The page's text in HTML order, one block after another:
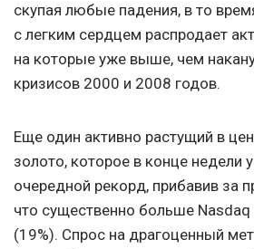
скупая любые падения, в то
с легким сердцем распродает
на которые уже выше, чем
кризисов 2000 и 2008 годов.
Еще один активно растущий в
золото, которое в конце недели
очередной рекорд, прибавив за
что существенно больше Nasdaq
(19%). Спрос на драгоценный